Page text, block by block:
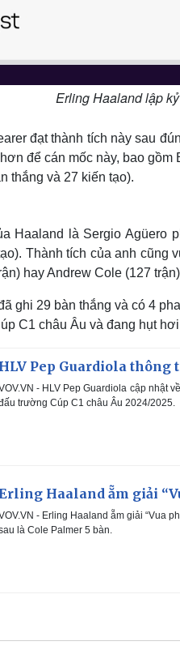
Erling Haaland lập
đạt thành tích này sau
để cán mốc này, bao
thắng và 27 kiến tạo).
Haaland là Sergio Agüero
Thành tích của anh cũng
hay Andrew Cole (127
ghi 29 bàn thắng và có 4
C1 châu Âu và đang hụt
HLV Pep Guardiola
- HLV Pep Guardiola cập nhật
trường Cúp C1 châu Âu 2024/2025.
Haaland ẵm giải
- Erling Haaland ẵm giải “Vua
là Cole Palmer 5 bàn.